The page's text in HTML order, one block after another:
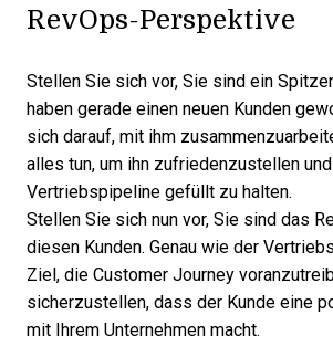
RevOps-Perspektive
Stellen Sie sich vor, Sie sind ein
haben gerade einen neuen Kunden
sich darauf, mit ihm
alles tun, um ihn zufriedenzustellen und
Vertriebspipeline gefüllt zu halten.
Stellen Sie sich nun vor, Sie sind das
diesen Kunden. Genau wie der
Ziel, die Customer Journey
sicherzustellen, dass der Kunde eine
mit Ihrem Unternehmen macht.